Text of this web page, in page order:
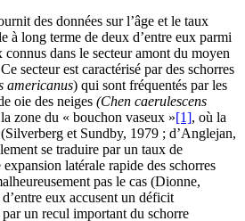
des données sur l’âge et le taux
à long terme de deux d’entre eux parmi
connus dans le secteur amont du moyen
secteur est caractérisé par des schorres
americanus) qui sont fréquentés par les
oie des neiges (Chen caerulescens
zone du « bouchon vaseux »[1], où la
et Sundby, 1979 ; d’Anglejan,
se traduire par un taux de
latérale rapide des schorres
pas le cas (Dionne,
eux accusent un déficit
un recul important du schorre